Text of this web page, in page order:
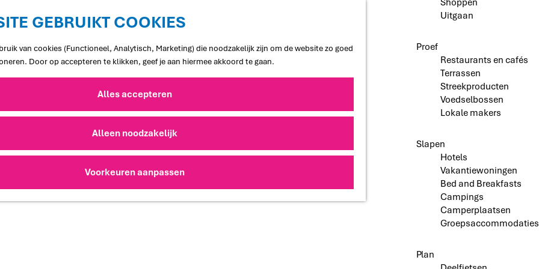
GEBRUIKT COOKIES
van cookies (Functioneel, Analytisch, Marketing) die noodzakelijk zijn om de website zo goed
Door op accepteren te klikken, geef je aan hiermee akkoord te gaan.
Alles accepteren
Alleen noodzakelijk
Voorkeuren aanpassen
Uitgaan
Proef
Restaurants en cafés
Terrassen
Streekproducten
Voedselbossen
Lokale makers
Slapen
Hotels
Vakantiewoningen
Bed and Breakfasts
Campings
Camperplaatsen
Groepsaccommodaties
Plan